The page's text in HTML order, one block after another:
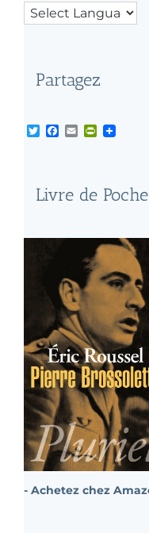
Partagez
TwitterFacebook
Email
Livre de Poche
- Achetez chez